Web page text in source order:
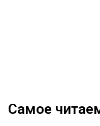
Самое